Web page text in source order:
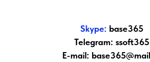
Skype: base365
Telegram: ssoft365
E-mail: